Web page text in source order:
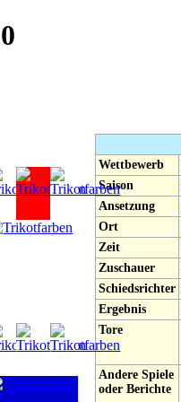
Wettbewerb
Saison
Ansetzung
Ort
Zeit
Zuschauer
Schiedsrichter
Ergebnis
Tore
Andere Spiele
oder Berichte